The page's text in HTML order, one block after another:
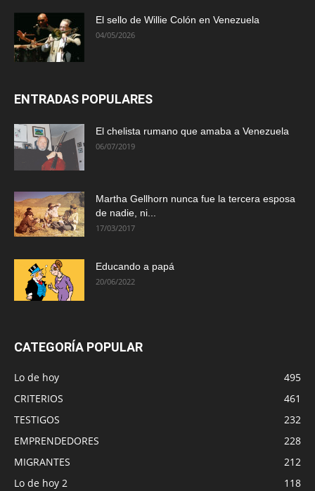
El sello de Willie Colón en Venezuela
04/05/2026
ENTRADAS POPULARES
El chelista rumano que amaba a Venezuela
06/07/2019
Martha Gellhorn nunca fue la tercera esposa
de nadie, ni...
17/03/2017
Educando a papá
20/06/2022
CATEGORÍA POPULAR
Lo de hoy
495
CRITERIOS
461
TESTIGOS
232
EMPRENDEDORES
228
MIGRANTES
212
Lo de hoy 2
118